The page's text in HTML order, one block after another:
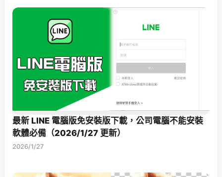
最新 LINE 電腦版免安裝版下載，公司電腦不能安裝
軟體必備（2026/1/27 更新）
2026/1/27